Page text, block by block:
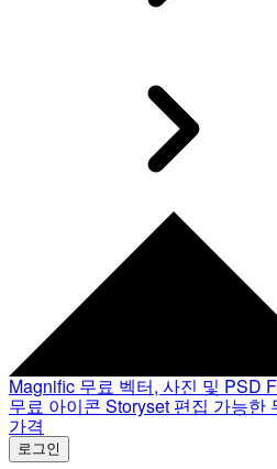
Magnific 무료 벡터, 사진 및 PSD
무료 아이콘 Storyset 편집 가능한
가격
로그인